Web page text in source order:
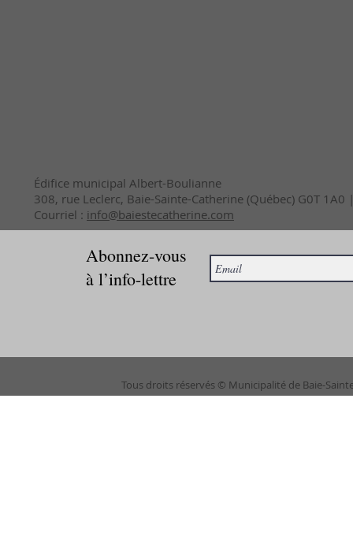
Édifice municipal Albert-Boulianne
308, rue Leclerc, Baie-Sainte-Catherine (Québec) G0T
Courriel : info@baiestecatherine.com
Abonnez-vous
à l’info-lettre
Tous droits réservés © Municipalité de Baie-